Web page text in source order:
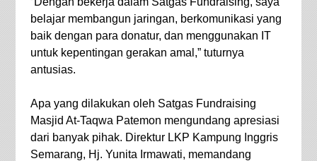
belajar membangun jaringan, berkomunikasi yang
baik dengan para donatur, dan menggunakan IT
untuk kepentingan gerakan amal,” tuturnya
antusias.
Apa yang dilakukan oleh Satgas Fundraising
Masjid At-Taqwa Patemon mengundang apresiasi
dari banyak pihak. Direktur LKP Kampung Inggris
Semarang, Hj. Yunita Irmawati, memandang